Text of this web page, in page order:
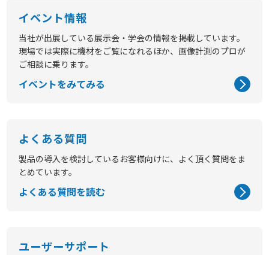
イベント情報
当社が出展している展示会・学会の情報を掲載しています。
現場では実際に機材をご覧になれるほか、画像計測のプロが
ご相談に乗ります。
イベントをみてみる
よくある質問
製品の導入を検討しているお客様向けに、よく頂く質問をま
とめています。
よくある質問を読む
ユーザーサポート